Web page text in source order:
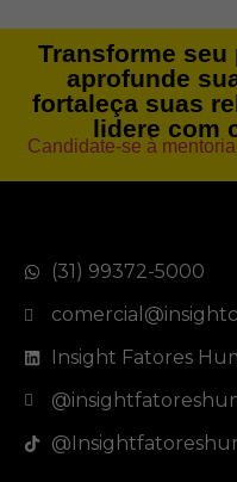
Transforme
aprofunde
fortaleça suas
lidere com
Candidate-se à
(31) 99372-5000
Insight Fatores